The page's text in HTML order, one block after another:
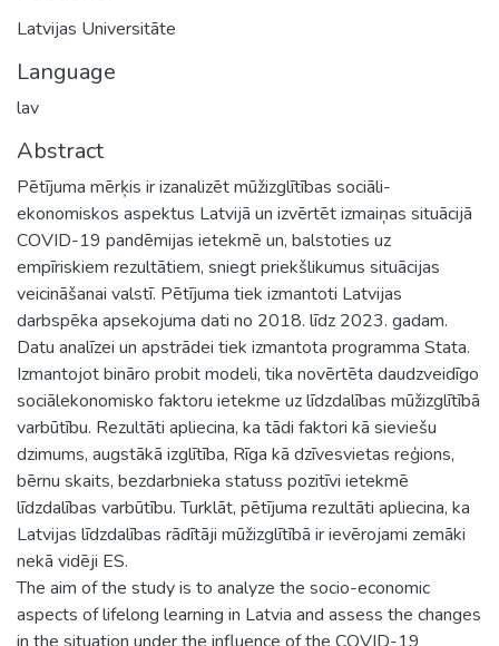
Latvijas Universitāte
Language
lav
Abstract
Pētījuma mērķis ir izanalizēt mūžizglītības sociāli-
ekonomiskos aspektus Latvijā un izvērtēt izmaiņas situācijā
COVID-19 pandēmijas ietekmē un, balstoties uz
empīriskiem rezultātiem, sniegt priekšlikumus situācijas
veicināšanai valstī. Pētījuma tiek izmantoti Latvijas
darbspēka apsekojuma dati no 2018. līdz 2023. gadam.
Datu analīzei un apstrādei tiek izmantota programma Stata.
Izmantojot bināro probit modeli, tika novērtēta daudzveidīgo
sociālekonomisko faktoru ietekme uz līdzdalības mūžizglītībā
varbūtību. Rezultāti apliecina, ka tādi faktori kā sieviešu
dzimums, augstākā izglītība, Rīga kā dzīvesvietas reģions,
bērnu skaits, bezdarbnieka statuss pozitīvi ietekmē
līdzdalības varbūtību. Turklāt, pētījuma rezultāti apliecina, ka
Latvijas līdzdalības rādītāji mūžizglītībā ir ievērojami zemāki
nekā vidēji ES.
The aim of the study is to analyze the socio-economic
aspects of lifelong learning in Latvia and assess the changes